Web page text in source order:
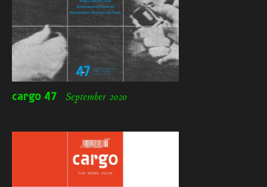
cargo 47 September 2020